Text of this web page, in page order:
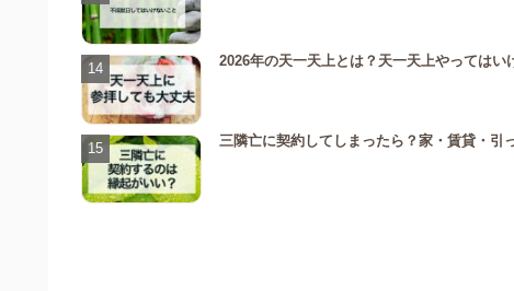
2026年の天一天上とは？天一天上やっては
三隣亡に契約してしまったら？家・賃貸・引